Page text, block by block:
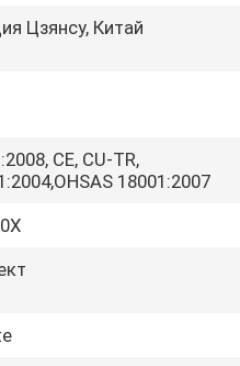
Цзянсу, Китай
CE, CU-TR,
18001:2007